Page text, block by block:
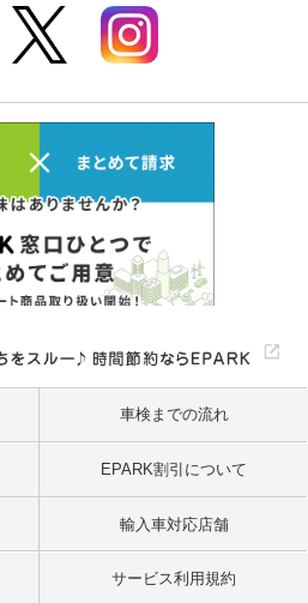
車検までの流れ
EPARK割引について
輸入車対応店舗
サービス利用規約